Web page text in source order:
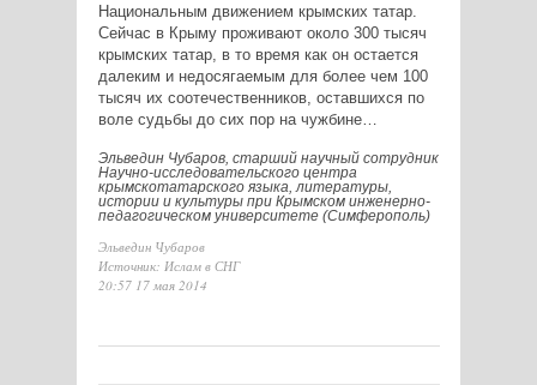
Национальным движением крымских татар.
Сейчас в Крыму проживают около 300 тысяч
крымских татар, в то время как он остается
далеким и недосягаемым для более чем 100
тысяч их соотечественников, оставшихся по
воле судьбы до сих пор на чужбине…
Эльведин Чубаров, старший научный сотрудник
Научно-исследовательского центра
крымскотатарского языка, литературы,
истории и культуры при Крымском инженерно-
педагогическом университете (Симферополь)
Эльведин Чубаров
Источник: Ислам в СНГ
20:57 17 мая 2014